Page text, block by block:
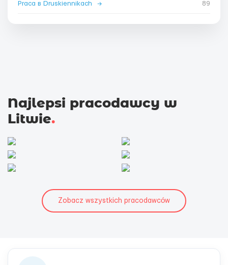
Praca в Druskiennikach → 89
Najlepsi pracodawcy w
Litwie.
Zobacz wszystkich pracodawców